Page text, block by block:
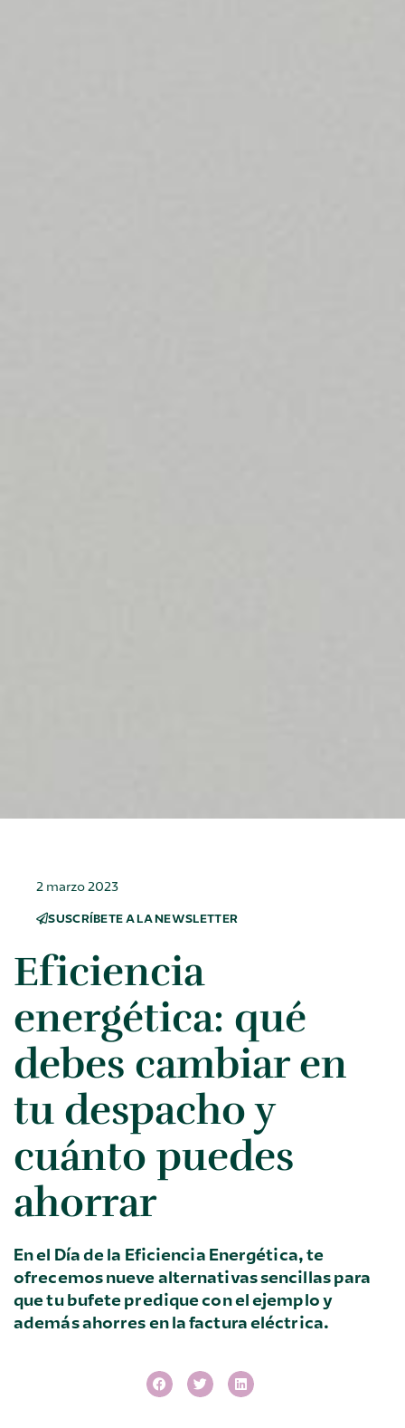
2 marzo 2023
SUSCRÍBETE A LA NEWSLETTER
Eficiencia
energética: qué
debes cambiar en
tu despacho y
cuánto puedes
ahorrar
En el Día de la Eficiencia Energética, te
ofrecemos nueve alternativas sencillas para
que tu bufete predique con el ejemplo y
además ahorres en la factura eléctrica.